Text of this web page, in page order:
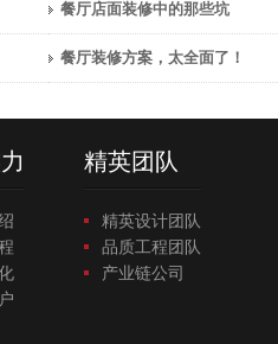
餐厅店面装修中的那些坑
餐厅装修方案，太全面了！
精英团队
精英设计团队
品质工程团队
产业链公司